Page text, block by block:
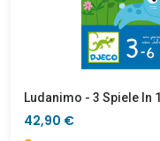
Ludanimo - 3 Spiele In 1
42,90 €